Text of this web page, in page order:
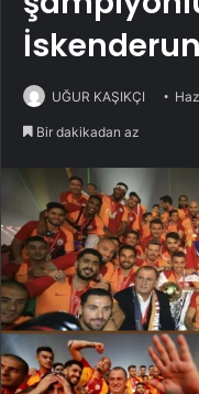
UĞUR KAŞIKÇI
Bir dakikadan az